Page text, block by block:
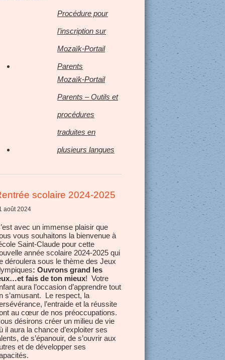
Procédure pour
l’inscription sur
Mozaïk-Portail
Parents
Mozaïk-Portail
Parents – Outils et
procédures
traduites en
plusieurs langues
scolaire 2024-2025
août 2024
avec un immense plaisir que
vous souhaitons la bienvenue à
Saint-Claude pour cette
année scolaire 2024-2025 qui
déroulera sous le thème des Jeux
: Ouvrons grand les
fais de ton mieux! Votre
aura l’occasion d’apprendre tout
s’amusant. Le respect, la
l’entraide et la réussite
au cœur de nos préoccupations.
désirons créer un milieu de vie
il aura la chance d’exploiter ses
de s’épanouir, de s’ouvrir aux
et de développer ses